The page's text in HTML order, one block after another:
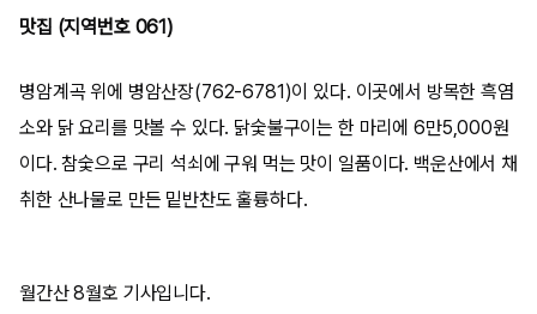
맛집 (지역번호 061)
병암계곡 위에 병암산장(762-6781)이 있다. 이곳에서 방목한 흑염
소와 닭 요리를 맛볼 수 있다. 닭숯불구이는 한 마리에 6만5,000원
이다. 참숯으로 구리 석쇠에 구워 먹는 맛이 일품이다. 백운산에서 채
취한 산나물로 만든 밑반찬도 훌륭하다.
월간산 8월호 기사입니다.